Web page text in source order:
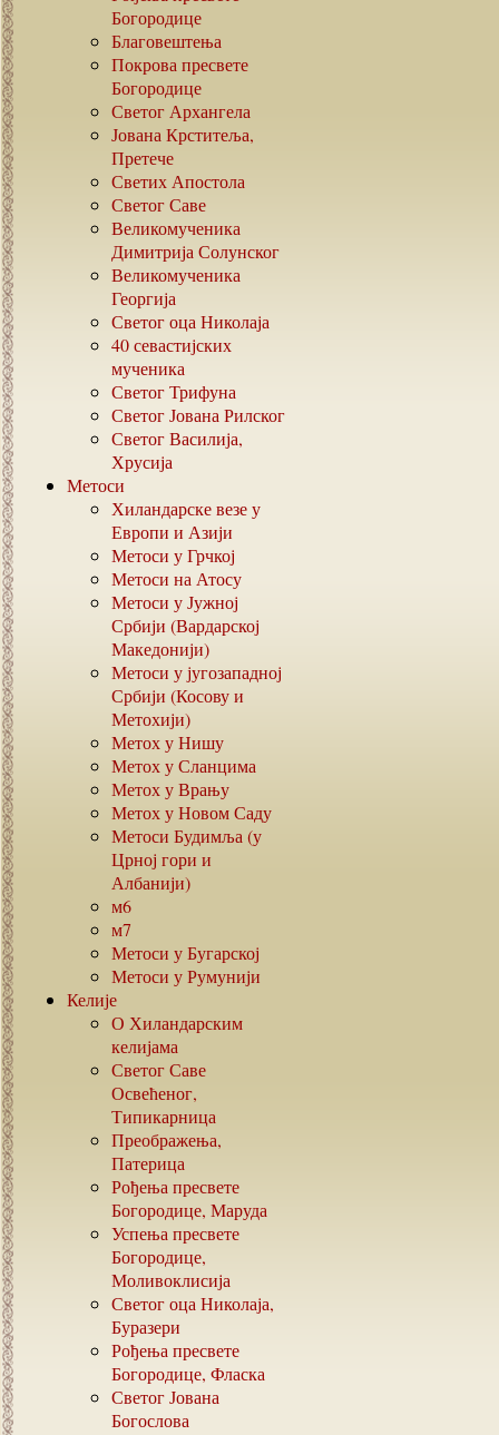
Богородице
Благовештења
Покрова пресвете
Богородице
Светог Архангела
Јована Крститеља,
Претече
Светих Апостола
Светог Саве
Великомученика
Димитрија Солунског
Великомученика
Георгија
Светог оца Николаја
40севастијских
мученика
Светог Трифуна
Светог Јована Рилског
Светог Василија,
Хрусија
Метоси
Хиландарске везе у
Европи и Азији
Метоси у Грчкој
Метоси на Атосу
Метоси у Јужној
Србији (Вардарској
Македонији)
Метоси у југозападној
Србији (Косову и
Метохији)
Метох у Нишу
Метох у Сланцима
Метох у Врању
Метох у Новом Саду
Метоси Будимља (у
Црној гори и
Албанији)
м6
м7
Метоси у Бугарској
Метоси у Румунији
Келије
О Хиландарским
келијама
Светог Саве
Освећеног,
Типикарница
Преображења,
Патерица
Рођења пресвете
Богородице, Маруда
Успења пресвете
Богородице,
Моливоклисија
Светог оца Николаја,
Буразери
Рођења пресвете
Богородице, Фласка
Светог Јована
Богослова